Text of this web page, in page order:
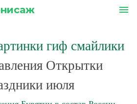
menu
гиф смайлики
Открытки
июля